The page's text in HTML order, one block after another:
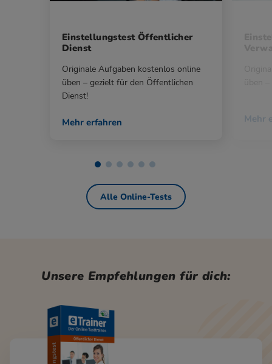
Einstellungstest Öffentlicher
Dienst
Originale Aufgaben kostenlos online
üben – gezielt für den Öffentlichen
Dienst!
Mehr erfahren Mehr
Alle Online-Tests
Unsere Empfehlungen für dich: